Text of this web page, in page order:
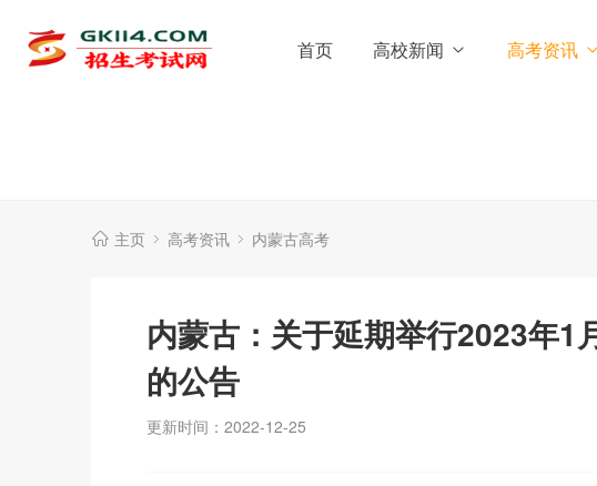
首页 高校新闻 高考资讯
主页 高考资讯 内蒙古高考
内蒙古：关于延期举行2023年1
的公告
更新时间：2022-12-25